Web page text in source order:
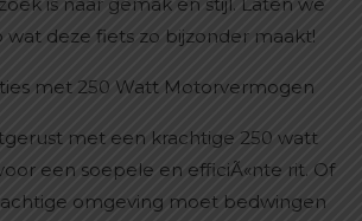
is naar gemak en stijl. Laten we
wat deze fiets zo bijzonder maakt!
met 250 Watt Motorvermogen
met een krachtige 250 watt
een soepele en efficiÃ«nte rit. Of
omgeving moet bedwingen